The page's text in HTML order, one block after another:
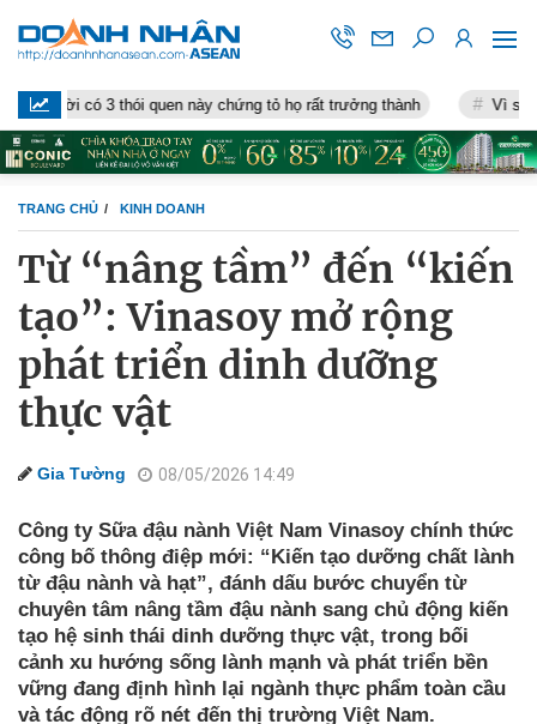
3 thói quen này chứng tỏ họ rất trưởng thành Vì sao nhiều
TRANG CHỦ KINH DOANH
Từ “nâng tầm” đến “kiến
tạo”: Vinasoy mở rộng
phát triển dinh dưỡng
thực vật
Gia Tường 08/05/2026 14:49
Công ty Sữa đậu nành Việt Nam Vinasoy chính thức
công bố thông điệp mới: “Kiến tạo dưỡng chất lành
từ đậu nành và hạt”, đánh dấu bước chuyển từ
chuyên tâm nâng tầm đậu nành sang chủ động kiến
tạo hệ sinh thái dinh dưỡng thực vật, trong bối
cảnh xu hướng sống lành mạnh và phát triển bền
vững đang định hình lại ngành thực phẩm toàn cầu
và tác động rõ nét đến thị trường Việt Nam.